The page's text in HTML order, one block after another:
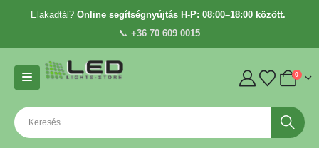
Elakadtál? Online segítségnyújtás H-P: 08:00–18:00 között.
📞 +36 70 609 0015
0